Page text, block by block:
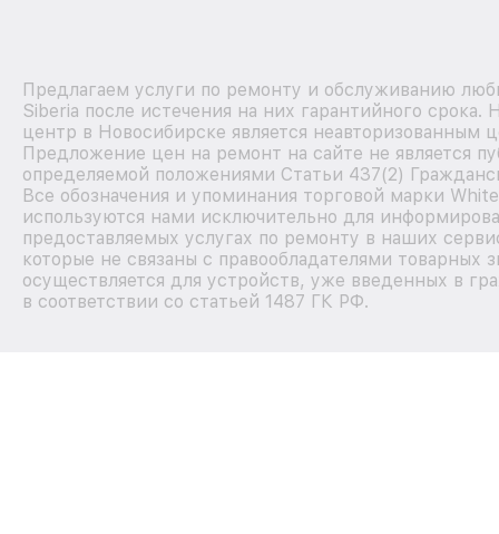
Предлагаем услуги по ремонту и обслуживанию
Siberia после истечения на них гарантийного
центр в Новосибирске является неавторизованным
Предложение цен на ремонт на сайте не является
определяемой положениями Статьи 437(2)
Все обозначения и упоминания торговой марки
используются нами исключительно для
предоставляемых услугах по ремонту в наших
которые не связаны с правообладателями товарных
осуществляется для устройств, уже введенных в
в соответствии со статьей 1487 ГК РФ.